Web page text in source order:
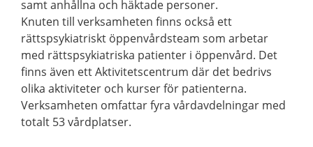
samt anhållna och häktade personer.
Knuten till verksamheten finns också ett
rättspsykiatriskt öppenvårdsteam som arbetar
med rättspsykiatriska patienter i öppenvård. Det
finns även ett Aktivitetscentrum där det bedrivs
olika aktiviteter och kurser för patienterna.
Verksamheten omfattar fyra vårdavdelningar med
totalt 53 vårdplatser.